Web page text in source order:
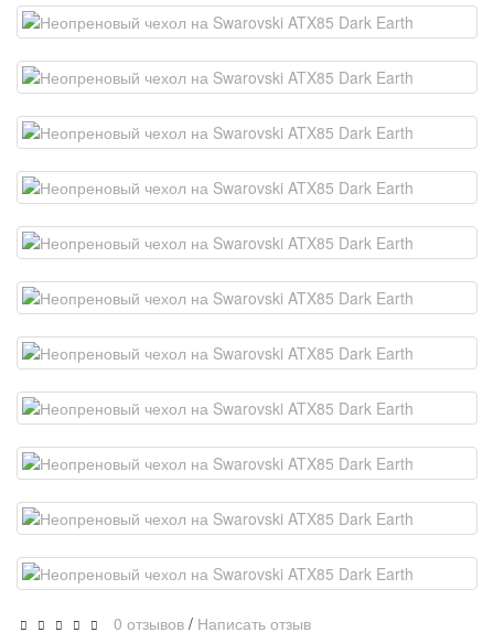
0 отзывов / Написать отзыв